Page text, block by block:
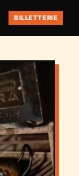
BILLETTERIE